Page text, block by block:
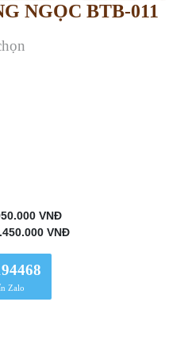
NGỌC BTB-011
VNĐ
VNĐ
Zalo